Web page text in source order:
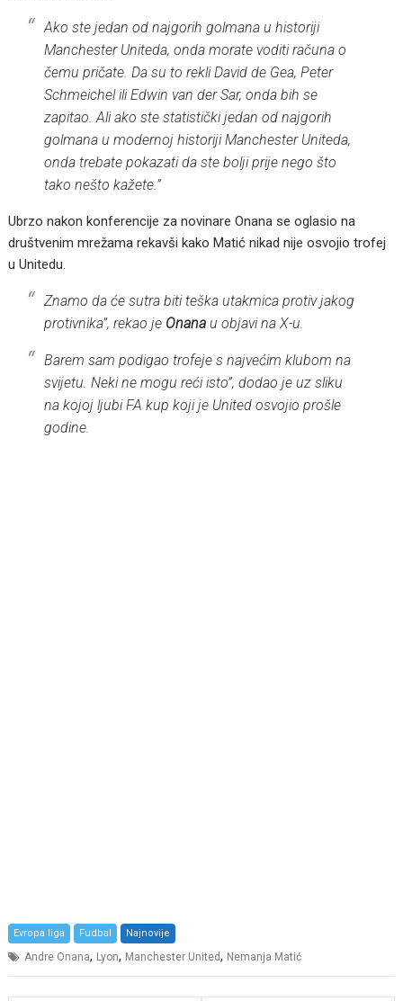
Ako ste jedan od najgorih golmana u historiji
Manchester Uniteda, onda morate voditi računa o
čemu pričate. Da su to rekli David de Gea, Peter
Schmeichel ili Edwin van der Sar, onda bih se
zapitao. Ali ako ste statistički jedan od najgorih
golmana u modernoj historiji Manchester Uniteda,
onda trebate pokazati da ste bolji prije nego što
tako nešto kažete.”
Ubrzo nakon konferencije za novinare Onana se oglasio na
društvenim mrežama rekavši kako Matić nikad nije osvojio trofej
u Unitedu.
Znamo da će sutra biti teška utakmica protiv jakog
protivnika”, rekao je Onana u objavi na X-u.
Barem sam podigao trofeje s najvećim klubom na
svijetu. Neki ne mogu reći isto”, dodao je uz sliku
na kojoj ljubi FA kup koji je United osvojio prošle
godine.
Evropa liga Fudbal Najnovije
Andre Onana, Lyon, Manchester United, Nemanja Matić